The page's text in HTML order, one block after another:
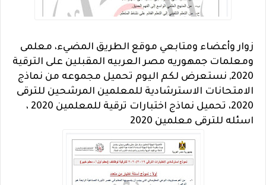
زوار وأعضاء ومتابعي موقع الطريق المضيء، معلمى
ومعلمات جمهوريه مصر العربيه المقبلين على الترقية
2020, نستعرض لكم اليوم تحميل مجموعه من نماذج
الامتحانات الاسترشادية للمعلمين المرشحين للترقى
2020، تحميل نماذج اختبارات ترقية للمعلمين 2020 ،
اسئله للترقى معلمين 2020